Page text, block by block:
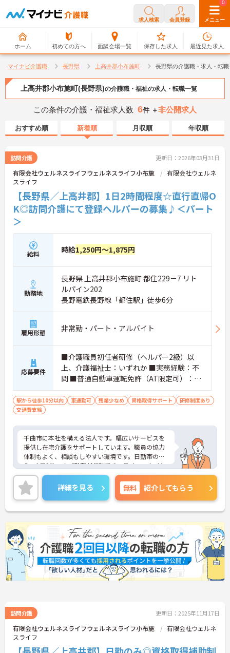
求人検索 会員登録 メニュー
ホーム 初めての方へ 面談会場一覧
0
保存した求人
0
最近見た求人
マイナビ介護職 長野県 上高井郡小布施町 長野県の介護職・求人・転職
上高井郡小布施町(長野県)の介護職・福祉の求人・転職一覧
この条件の介護・福祉求人数 6件 ＋非公開求人
おすすめ順 新着順 月収順 年収順
訪問介護 更新日：2026年03月31日
有限会社ウェルネスライフウェルネスライフ小布施
有限会社ウェルネ
スライフ
【長野県／上高井郡】1日2時間程度☆直行直帰O
K◎訪問介護にて登録ヘルパーの募集♪＜パート
＞
給料 時給1,250円～1,875円
勤務地
長野県 上高井郡小布施町 都住229－7 リト
ルパイン202
長野電鉄長野線「都住駅」徒歩6分
雇用形態 非常勤・パート・アルバイト
応募要件
■介護職員初任者研修（ヘルパー2級）以
上、介護福祉士：いずれか ■実務経験：不
問 ■普通自動車運転免許（AT限定可）：必
須
駅から徒歩10分以内 車通勤可 残業少なめ 資格取得サポート
研修制度あり
交通費支給
千曲市に本社を構える法人です。幅広いサービスを
提供し在宅介護をサポートしています。職員の協力
体制もよく、相談もしやすい環境です。日勤帯の
み、1日1件～のご勤務が相談でき、ライフスタイル
に合わせて無理なく働けます。
ご興味ある方には、面接対策ポイントなど、さらに
詳細をお話しいたしますのでお気軽にご相談くださ
い！
詳細を見る 無料 紹介してもらう
訪問介護 更新日：2025年11月17日
有限会社ウェルネスライフウェルネスライフ小布施
有限会社ウェルネ
スライフ